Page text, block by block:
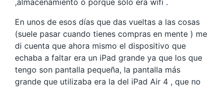
,almacenamiento o porque sólo era wifi .
En unos de esos días que das vueltas a las cosas
(suele pasar cuando tienes compras en mente ) me
di cuenta que ahora mismo el dispositivo que
echaba a faltar era un iPad grande ya que los que
tengo son pantalla pequeña, la pantalla más
grande que utilizaba era la del iPad Air 4 , que no